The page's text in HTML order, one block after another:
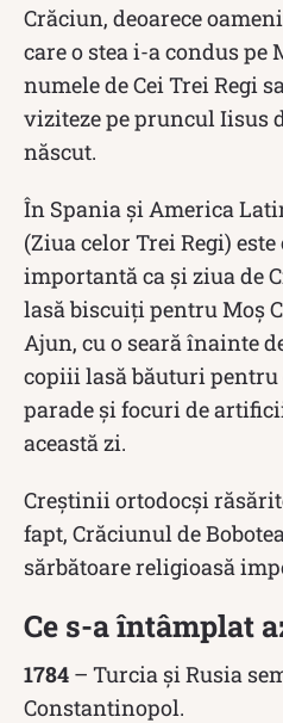
Crăciun, deoarece
care o stea i-a condus pe
numele de Cei Trei Regi
viziteze pe pruncul Iisus
născut.
În Spania și America
(Ziua celor Trei Regi)
importantă ca și ziua de
lasă biscuiți pentru Moș
Ajun, cu o seară înainte
copiii lasă băuturi pentru
parade și focuri de
această zi.
Creștinii ortodocși
fapt, Crăciunul de
sărbătoare religioasă
Ce s-a întâmplat
1784 – Turcia și Rusia
Constantinopol.